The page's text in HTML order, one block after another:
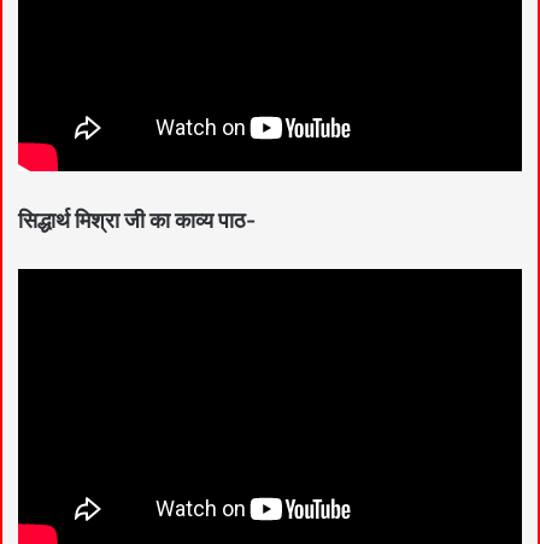
सिद्धार्थ मिश्रा जी का काव्य पाठ-